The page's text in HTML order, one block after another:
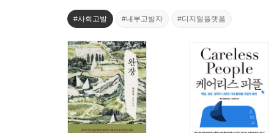
#사회고발 #내부고발자 #디지털플랫폼